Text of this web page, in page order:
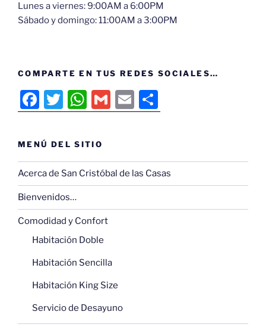
Lunes a viernes: 9:00AM a 6:00PM
Sábado y domingo: 11:00AM a 3:00PM
COMPARTE EN TUS REDES SOCIALES…
F
a
c
e
b
o
o
k
T
w
itt
er
W
h
at
s
A
p
G
m
l
E
m
l
o
p
ar
MENÚ DEL SITIO
Acerca de San Cristóbal de las Casas
Bienvenidos…
Comodidad y Confort
Habitación Doble
Habitación Sencilla
Habitación King Size
Servicio de Desayuno